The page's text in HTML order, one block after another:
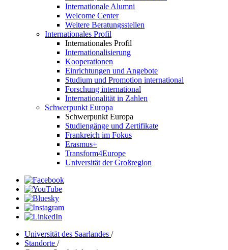
Internationale Alumni
Welcome Center
Weitere Beratungsstellen
Internationales Profil
Internationales Profil
Internationalisierung
Kooperationen
Einrichtungen und Angebote
Studium und Promotion international
Forschung international
Internationalität in Zahlen
Schwerpunkt Europa
Schwerpunkt Europa
Studiengänge und Zertifikate
Frankreich im Fokus
Erasmus+
Transform4Europe
Universität der Großregion
Universität des Saarlandes /
Standorte /